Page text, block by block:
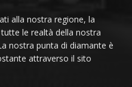
alla nostra regione, la
le realtà della nostra
nostra punta di diamante è
attraverso il sito